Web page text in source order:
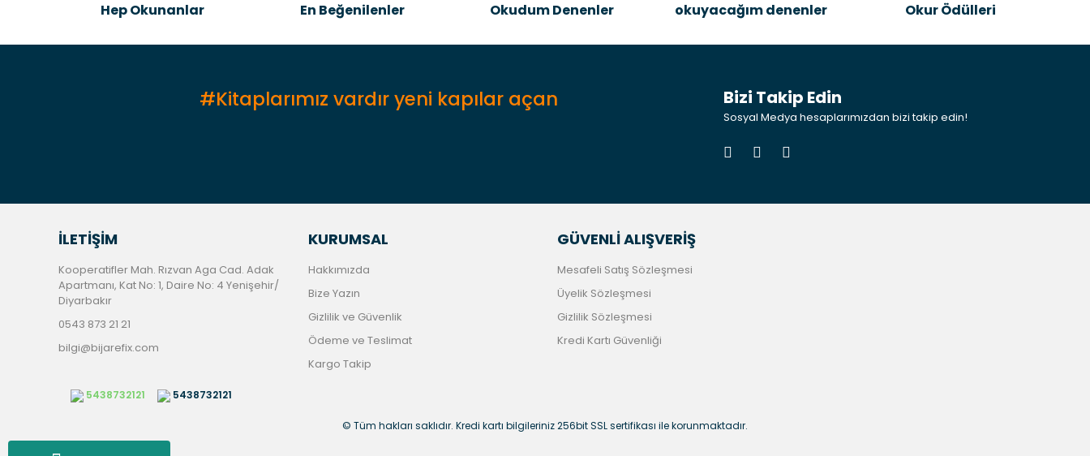
Ürün bilgilerinde hatalar bulunuyor.
Hep Okunanlar En Beğenilenler Okudum Denenler okuyacağım denenler Okur Ödülleri
#Kitaplarımız vardır yeni kapılar açan Bizi Takip Edin
Sosyal Medya hesaplarımızdan bizi takip edin!
İLETİŞİM
Kooperatifler Mah. Rızvan Aga Cad. Adak
Apartmanı, Kat No: 1, Daire No: 4 Yenişehir/
Diyarbakır
0543 873 21 21
bilgi@bijarefix.com
KURUMSAL
Hakkımızda
Bize Yazın
Gizlilik ve Güvenlik
Ödeme ve Teslimat
Kargo Takip
GÜVENLİ ALIŞVERİŞ
Mesafeli Satış Sözleşmesi
Üyelik Sözleşmesi
Gizlilik Sözleşmesi
Kredi Kartı Güvenliği
5438732121 5438732121
© Tüm hakları saklıdır. Kredi kartı bilgileriniz 256bit SSL sertifikası ile korunmaktadır.